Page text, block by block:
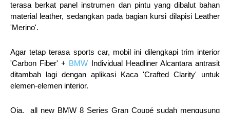
terasa berkat panel instrumen dan pintu yang dibalut bahan
material leather, sedangkan pada bagian kursi dilapisi Leather
'Merino'.
Agar tetap terasa sports car, mobil ini dilengkapi trim interior
'Carbon Fiber' + BMW Individual Headliner Alcantara antrasit
ditambah lagi dengan aplikasi Kaca 'Crafted Clarity' untuk
elemen-elemen interior.
Oia, all new BMW 8 Series Gran Coupé sudah mengusung